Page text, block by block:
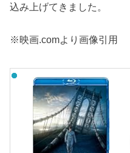
込み上げてきました。
※映画.comより画像引用